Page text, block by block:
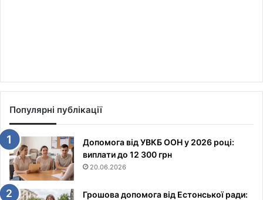
Популярні публікації
Допомога від УВКБ ООН у 2026 році:
виплати до 12 300 грн
20.06.2026
Грошова допомога від Естонської ради: